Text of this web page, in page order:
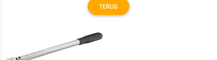
TERUG